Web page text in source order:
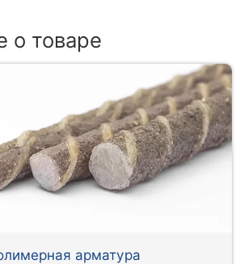
о товаре
арматура